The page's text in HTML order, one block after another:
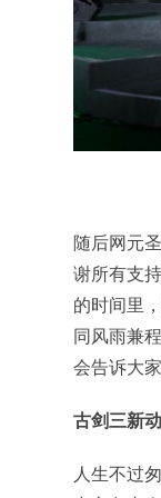
随后网元
谢所有支
的时间里
同风雨兼
会告诉大
古剑三新
人生不过